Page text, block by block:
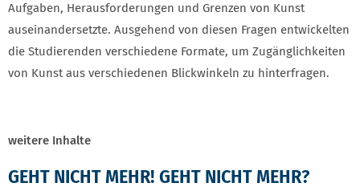
Aufgaben, Herausforderungen und Grenzen von Kunst
auseinandersetzte. Ausgehend von diesen Fragen entwickelten
die Studierenden verschiedene Formate, um Zugänglichkeiten
von Kunst aus verschiedenen Blickwinkeln zu hinterfragen.
weitere Inhalte
GEHT NICHT MEHR! GEHT NICHT MEHR?